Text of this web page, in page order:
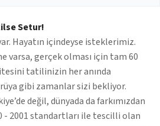
Setur!
Hayatın içindeyse isteklerimiz.
varsa, gerçek olması için tam 60
tatilinizin her anında
gibi zamanlar sizi bekliyor.
değil, dünyada da farkımızdan
- 2001 standartları ile tescilli olan